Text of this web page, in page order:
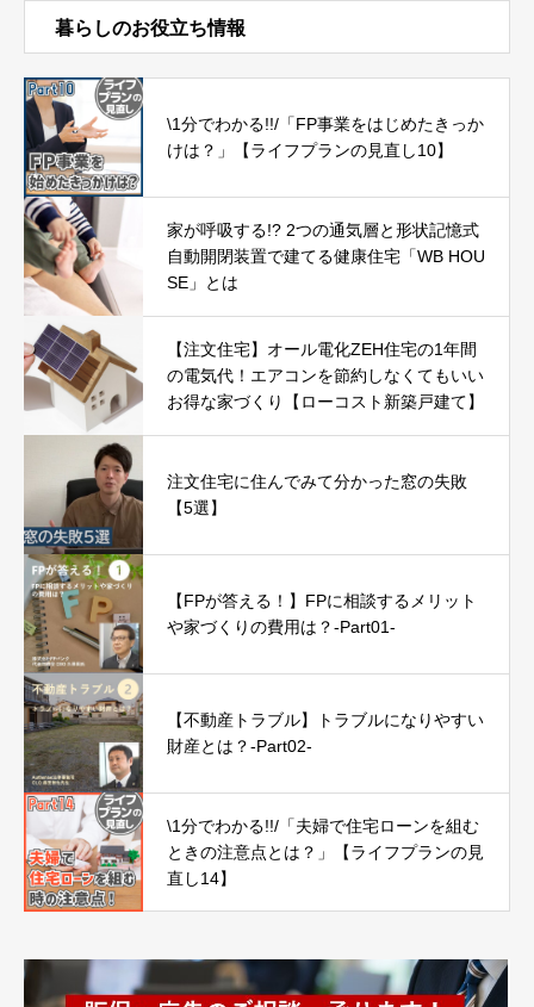
暮らしのお役立ち情報
\1分でわかる!!/「FP事業をはじめたきっか
けは？」【ライフプランの見直し10】
家が呼吸する!? 2つの通気層と形状記憶式
自動開閉装置で建てる健康住宅「WB HOU
SE」とは
【注文住宅】オール電化ZEH住宅の1年間
の電気代！エアコンを節約しなくてもいい
お得な家づくり【ローコスト新築戸建て】
注文住宅に住んでみて分かった窓の失敗
【5選】
【FPが答える！】FPに相談するメリット
や家づくりの費用は？-Part01-
【不動産トラブル】トラブルになりやすい
財産とは？-Part02-
\1分でわかる!!/「夫婦で住宅ローンを組む
ときの注意点とは？」【ライフプランの見
直し14】